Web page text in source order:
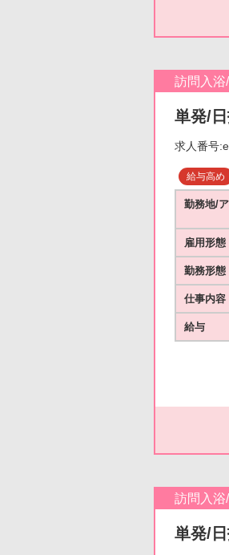
訪問入浴
単発/
求人番号
給与高め
勤務地/
雇用形態
勤務形態
仕事内容
給与
訪問入浴
単発/